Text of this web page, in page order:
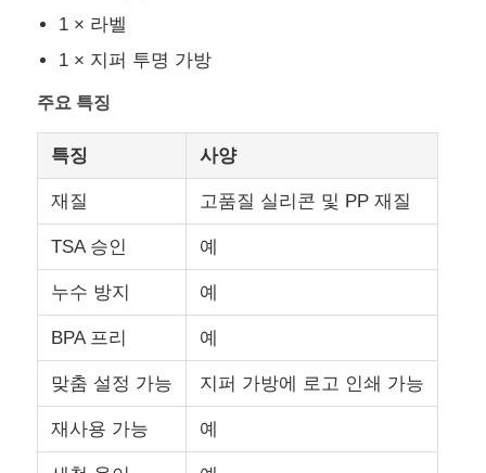
우리 에 관한 것
공장 투어
문의하기
사건
실리콘 여행용 용기 세트
1 × 라벨
1 × 지퍼 투명 가방
주요 특징
특징 사양
재질 고품질 실리콘 및 PP 재질
TSA 승인 예
누수 방지 예
BPA 프리 예
맞춤 설정 가능 지퍼 가방에 로고 인쇄 가능
재사용 가능 예